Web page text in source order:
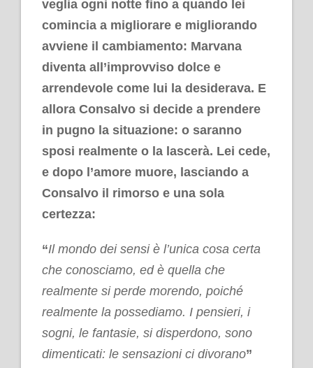
veglia ogni notte fino a quando lei
comincia a migliorare e migliorando
avviene il cambiamento: Marvana
diventa all’improvviso dolce e
arrendevole come lui la desiderava. E
allora Consalvo si decide a prendere
in pugno la situazione: o saranno
sposi realmente o la lascerà. Lei cede,
e dopo l’amore muore, lasciando a
Consalvo il rimorso e una sola
certezza:
“Il mondo dei sensi è l’unica cosa certa
che conosciamo, ed è quella che
realmente si perde morendo, poiché
realmente la possediamo. I pensieri, i
sogni, le fantasie, si disperdono, sono
dimenticati: le sensazioni ci divorano”